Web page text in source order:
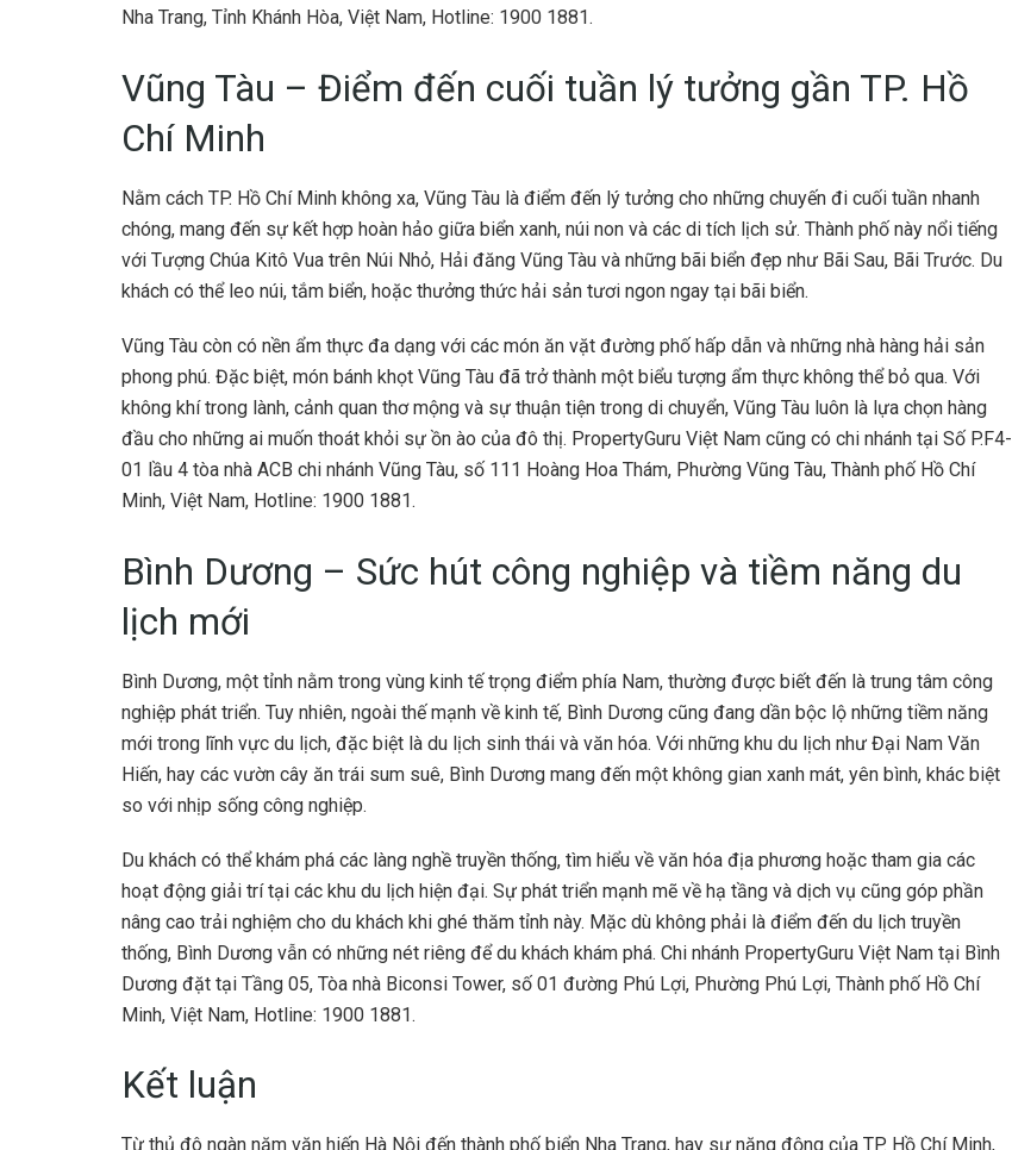
Nha Trang, Tỉnh Khánh Hòa, Việt Nam, Hotline: 1900 1881.
Vũng Tàu – Điểm đến cuối tuần lý tưởng gần TP. Hồ
Chí Minh
Nằm cách TP. Hồ Chí Minh không xa, Vũng Tàu là điểm đến lý tưởng cho những chuyến đi cuối tuần nhanh
chóng, mang đến sự kết hợp hoàn hảo giữa biển xanh, núi non và các di tích lịch sử. Thành phố này nổi tiếng
với Tượng Chúa Kitô Vua trên Núi Nhỏ, Hải đăng Vũng Tàu và những bãi biển đẹp như Bãi Sau, Bãi Trước. Du
khách có thể leo núi, tắm biển, hoặc thưởng thức hải sản tươi ngon ngay tại bãi biển.
Vũng Tàu còn có nền ẩm thực đa dạng với các món ăn vặt đường phố hấp dẫn và những nhà hàng hải sản
phong phú. Đặc biệt, món bánh khọt Vũng Tàu đã trở thành một biểu tượng ẩm thực không thể bỏ qua. Với
không khí trong lành, cảnh quan thơ mộng và sự thuận tiện trong di chuyển, Vũng Tàu luôn là lựa chọn hàng
đầu cho những ai muốn thoát khỏi sự ồn ào của đô thị. PropertyGuru Việt Nam cũng có chi nhánh tại Số P.F4-
01 lầu 4 tòa nhà ACB chi nhánh Vũng Tàu, số 111 Hoàng Hoa Thám, Phường Vũng Tàu, Thành phố Hồ Chí
Minh, Việt Nam, Hotline: 1900 1881.
Bình Dương – Sức hút công nghiệp và tiềm năng du
lịch mới
Bình Dương, một tỉnh nằm trong vùng kinh tế trọng điểm phía Nam, thường được biết đến là trung tâm công
nghiệp phát triển. Tuy nhiên, ngoài thế mạnh về kinh tế, Bình Dương cũng đang dần bộc lộ những tiềm năng
mới trong lĩnh vực du lịch, đặc biệt là du lịch sinh thái và văn hóa. Với những khu du lịch như Đại Nam Văn
Hiến, hay các vườn cây ăn trái sum suê, Bình Dương mang đến một không gian xanh mát, yên bình, khác biệt
so với nhịp sống công nghiệp.
Du khách có thể khám phá các làng nghề truyền thống, tìm hiểu về văn hóa địa phương hoặc tham gia các
hoạt động giải trí tại các khu du lịch hiện đại. Sự phát triển mạnh mẽ về hạ tầng và dịch vụ cũng góp phần
nâng cao trải nghiệm cho du khách khi ghé thăm tỉnh này. Mặc dù không phải là điểm đến du lịch truyền
thống, Bình Dương vẫn có những nét riêng để du khách khám phá. Chi nhánh PropertyGuru Việt Nam tại Bình
Dương đặt tại Tầng 05, Tòa nhà Biconsi Tower, số 01 đường Phú Lợi, Phường Phú Lợi, Thành phố Hồ Chí
Minh, Việt Nam, Hotline: 1900 1881.
Kết luận
Từ thủ đô ngàn năm văn hiến Hà Nội đến thành phố biển Nha Trang, hay sự năng động của TP. Hồ Chí Minh,